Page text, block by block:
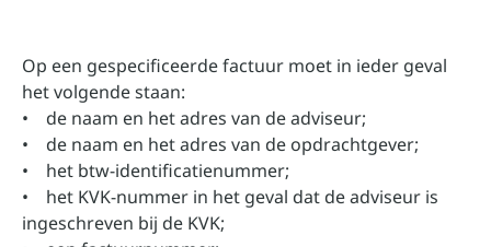
Op een gespecificeerde factuur moet in ieder geval
het volgende staan:
• de naam en het adres van de adviseur;
• de naam en het adres van de opdrachtgever;
• het btw-identificatienummer;
• het KVK-nummer in het geval dat de adviseur is
ingeschreven bij de KVK;